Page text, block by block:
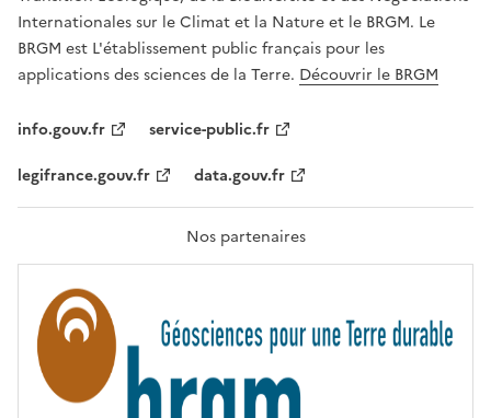
,
É
G
A
L
F
A
T
R
T
É
Internationales sur le Climat et la Nature et le BRGM. Le
BRGM est L'établissement public français pour les
applications des sciences de la Terre. Découvrir le BRGM
info.gouv.fr
service-public.fr
legifrance.gouv.fr
data.gouv.fr
Nos partenaires